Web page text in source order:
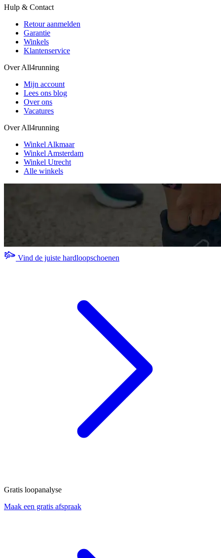
Hulp & Contact
Retour aanmelden
Garantie
Winkels
Klantenservice
Over All4running
Mijn account
Lees ons blog
Over ons
Vacatures
Over All4running
Winkel Alkmaar
Winkel Amsterdam
Winkel Utrecht
Alle winkels
Vind de juiste hardloopschoenen
Gratis loopanalyse
Maak een gratis afspraak